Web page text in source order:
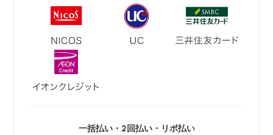
一括払い・2回払い・リボ払い